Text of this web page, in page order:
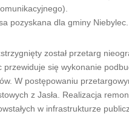
pozyskana dla gminy Niebylec.
został przetarg
przewiduje się wykonanie
W postępowaniu
z Jasła. Realizacja
w infrastrukturze